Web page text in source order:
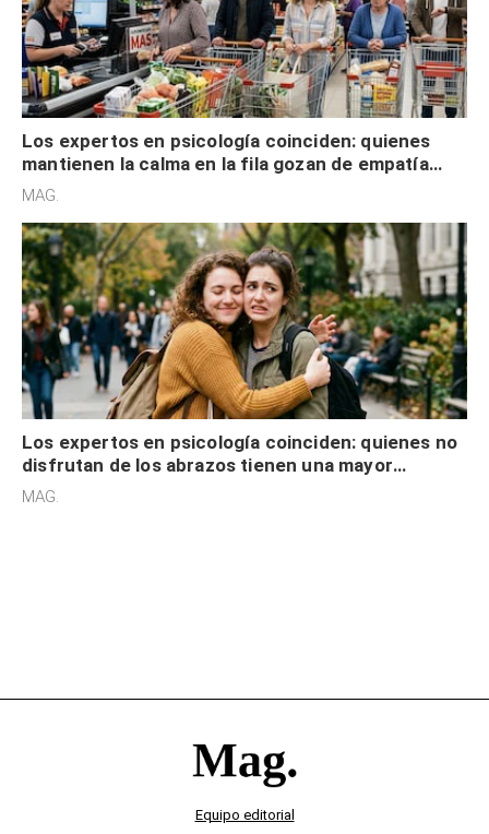
Los expertos en psicología coinciden: quienes
mantienen la calma en la fila gozan de empatía
cognitiva, gratitud y no solo tienen autocontrol
MAG.
Los expertos en psicología coinciden: quienes no
disfrutan de los abrazos tienen una mayor
sensibilidad a los estímulos físicos y no es por
MAG.
Equipo editorial